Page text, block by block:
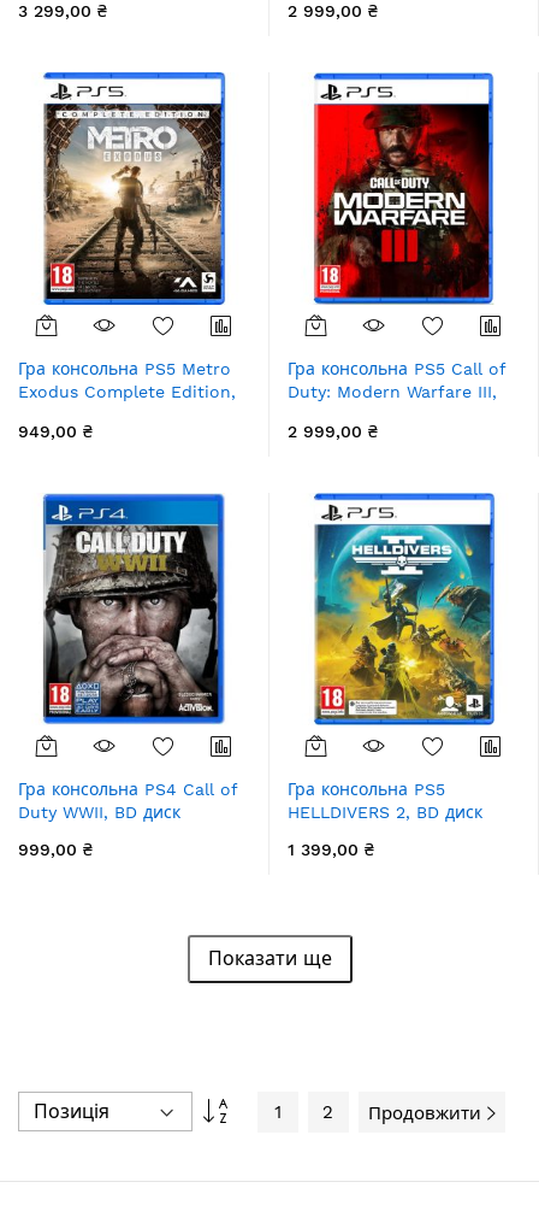
3 299,00 ₴
2 999,00 ₴
Гра консольна PS5 Metro
Exodus Complete Edition,
949,00 ₴
Гра консольна PS5 Call of
Duty: Modern Warfare III,
2 999,00 ₴
Гра консольна PS4 Call of
Duty WWII, BD диск
999,00 ₴
Гра консольна PS5
HELLDIVERS 2, BD диск
1 399,00 ₴
Показати ще
Сортувати
1 2 Продовжити